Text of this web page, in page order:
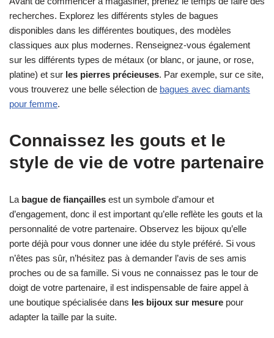
recherches. Explorez les différents styles de bagues
disponibles dans les différentes boutiques, des modèles
classiques aux plus modernes. Renseignez-vous également
sur les différents types de métaux (or blanc, or jaune, or rose,
platine) et sur les pierres précieuses. Par exemple, sur ce site,
vous trouverez une belle sélection de bagues avec diamants
pour femme.
Connaissez les gouts et le
style de vie de votre partenaire
La bague de fiançailles est un symbole d’amour et
d’engagement, donc il est important qu’elle reflète les gouts et la
personnalité de votre partenaire. Observez les bijoux qu’elle
porte déjà pour vous donner une idée du style préféré. Si vous
n’êtes pas sûr, n’hésitez pas à demander l’avis de ses amis
proches ou de sa famille. Si vous ne connaissez pas le tour de
doigt de votre partenaire, il est indispensable de faire appel à
une boutique spécialisée dans les bijoux sur mesure pour
adapter la taille par la suite.